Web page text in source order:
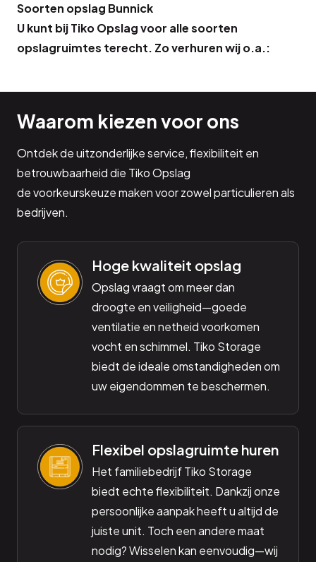
Soorten opslag Bunnick
U kunt bij Tiko Opslag voor alle soorten
opslagruimtes terecht. Zo verhuren wij o.a.:
Waarom kiezen voor ons
Ontdek de uitzonderlijke service, flexibiliteit en
betrouwbaarheid die Tiko Opslag
de voorkeurskeuze maken voor zowel particulieren als
bedrijven.
Hoge kwaliteit opslag
Opslag vraagt om meer dan
droogte en veiligheid—goede
ventilatie en netheid voorkomen
vocht en schimmel. Tiko Storage
biedt de ideale omstandigheden om
uw eigendommen te beschermen.
Flexibel opslagruimte huren
Het familiebedrijf Tiko Storage
biedt echte flexibiliteit. Dankzij onze
persoonlijke aanpak heeft u altijd de
juiste unit. Toch een andere maat
nodig? Wisselen kan eenvoudig—wij